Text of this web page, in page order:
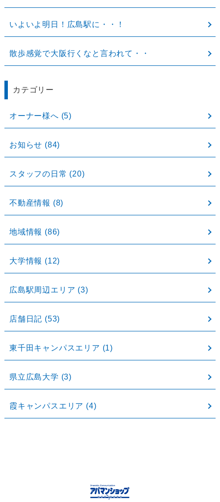
いよいよ明日！広島駅に・・！
散歩感覚で大阪行くなと言われて・・
カテゴリー
オーナー様へ (5)
お知らせ (84)
スタッフの日常 (20)
不動産情報 (8)
地域情報 (86)
大学情報 (12)
広島駅周辺エリア (3)
店舗日記 (53)
東千田キャンパスエリア (1)
県立広島大学 (3)
霞キャンパスエリア (4)